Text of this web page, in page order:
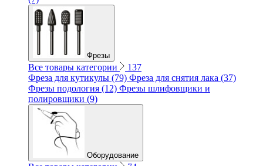
Фрезы
Все товары категории
137
Фреза для кутикулы (79) Фреза для снятия лака (37)
Фрезы подология (12) Фрезы шлифовщики и
полировщики (9)
Оборудование